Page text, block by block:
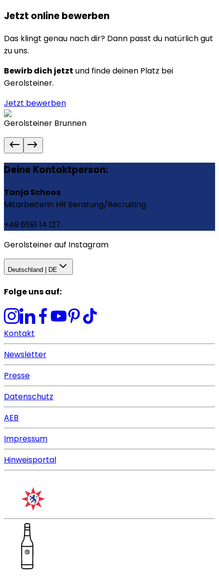
Jetzt online bewerben
Das klingt genau nach dir? Dann passt du natürlich gut
zu uns.
Bewirb dich jetzt und finde deinen Platz bei
Gerolsteiner.
Jetzt bewerben
Gerolsteiner Brunnen
Deine Kontaktperson:
Tanja Schoos
Mitarbeiterin HR Beratung/Recruiting
+49 6591 14 127
Gerolsteiner auf Instagram
Deutschland | DE
Folge uns auf:
Kontakt
Newsletter
Presse
Datenschutz
AEB
Impressum
Hinweisportal